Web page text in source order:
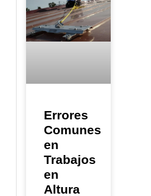
Errores
Comunes
en
Trabajos
en
Altura